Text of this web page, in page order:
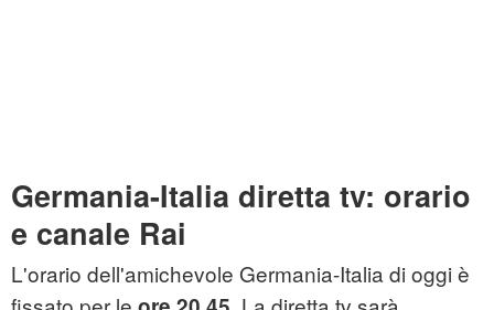
Germania-Italia diretta tv: orario
e canale Rai
L'orario dell'amichevole Germania-Italia di oggi è